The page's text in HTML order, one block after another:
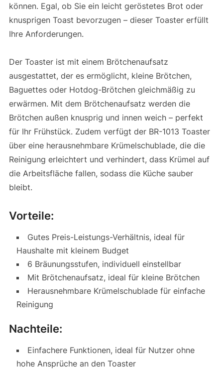
können. Egal, ob Sie ein leicht geröstetes Brot oder
knusprigen Toast bevorzugen – dieser Toaster erfüllt
Ihre Anforderungen.
Der Toaster ist mit einem Brötchenaufsatz
ausgestattet, der es ermöglicht, kleine Brötchen,
Baguettes oder Hotdog-Brötchen gleichmäßig zu
erwärmen. Mit dem Brötchenaufsatz werden die
Brötchen außen knusprig und innen weich – perfekt
für Ihr Frühstück. Zudem verfügt der BR-1013 Toaster
über eine herausnehmbare Krümelschublade, die die
Reinigung erleichtert und verhindert, dass Krümel auf
die Arbeitsfläche fallen, sodass die Küche sauber
bleibt.
Vorteile:
Gutes Preis-Leistungs-Verhältnis, ideal für
Haushalte mit kleinem Budget
6 Bräunungsstufen, individuell einstellbar
Mit Brötchenaufsatz, ideal für kleine Brötchen
Herausnehmbare Krümelschublade für einfache
Reinigung
Nachteile:
Einfachere Funktionen, ideal für Nutzer ohne
hohe Ansprüche an den Toaster